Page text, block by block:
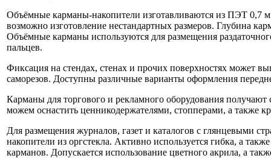
Объёмные карманы-накопители изготавливаются из ПЭТ 0,7
возможно изготовление нестандартных размеров. Глубина
Объёмные карманы используются для размещения
пальцев.
Фиксация на стендах, стенах и прочих поверхностях может
саморезов. Доступны различные варианты оформления
Карманы для торгового и рекламного оборудования
можем оснастить ценникодержателями, стопперами, а также
Для размещения журналов, газет и каталогов с глянцевыми
накопители из оргстекла. Активно используется гибка, а
карманов. Допускается использование цветного акрила, а